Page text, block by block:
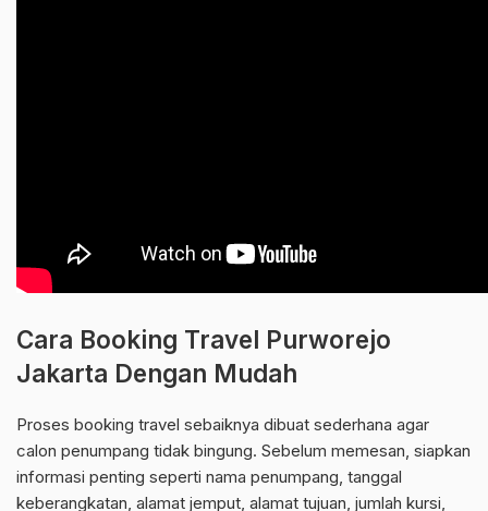
Cara Booking Travel Purworejo
Jakarta Dengan Mudah
Proses booking travel sebaiknya dibuat sederhana agar
calon penumpang tidak bingung. Sebelum memesan, siapkan
informasi penting seperti nama penumpang, tanggal
keberangkatan, alamat jemput, alamat tujuan, jumlah kursi,